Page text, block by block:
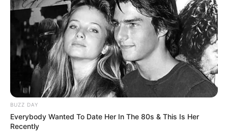
Von dieser Seite aus können Hotels, Pensionen,
Ferienwohnungen und Urlaubsunterkünfte verschiedener
Anbieter im Raum Altmühltal gesucht und online gebucht
werden.
Deutschlandweit Veranstaltung kostenlos
eintragen:
BUZZ DAY
Everybody Wanted To Date Her In The 80s & This Is Her
Recently